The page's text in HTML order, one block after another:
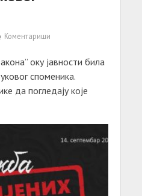
Коментариши
оку јавности била
споменика.
да погледају које